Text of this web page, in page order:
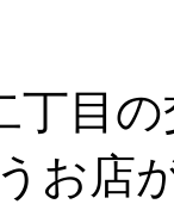
目の
お店